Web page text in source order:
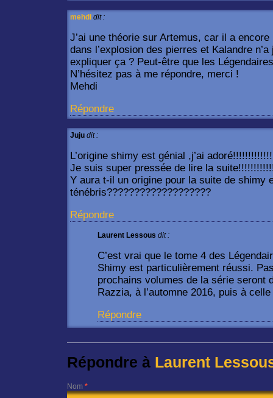
mehdi dit :
J’ai une théorie sur Artemus, car il a
dans l’explosion des pierres et Kalandre
expliquer ça ? Peut-être que les
N’hésitez pas à me répondre, merci !
Mehdi
Répondre
Juju dit :
L’origine shimy est génial ,j’ai
Je suis super pressée de lire la
Y aura t-il un origine pour la suite de shimy
ténébris???????????????????
Répondre
Laurent Lessous dit :
C’est vrai que le tome 4 des
Shimy est particulièrement réussi.
prochains volumes de la série seront
Razzia, à l’automne 2016, puis à
Répondre
Répondre à Laurent
Nom *